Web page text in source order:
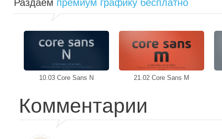
Раздаем премиум графику бесплатно
10.03 Core Sans N 21.02 Core Sans M
Комментарии